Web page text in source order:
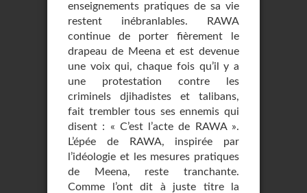
enseignements pratiques de sa vie
restent inébranlables. RAWA
continue de porter fièrement le
drapeau de Meena et est devenue
une voix qui, chaque fois qu’il y a
une protestation contre les
criminels djihadistes et talibans,
fait trembler tous ses ennemis qui
disent : « C’est l’acte de RAWA ».
L’épée de RAWA, inspirée par
l’idéologie et les mesures pratiques
de Meena, reste tranchante.
Comme l’ont dit à juste titre la